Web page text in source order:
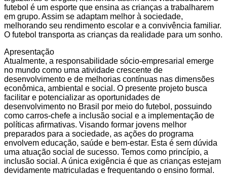
futebol é um esporte que ensina as crianças a trabalharem
em grupo. Assim se adaptam melhor à sociedade,
melhorando seu rendimento escolar e a convivência familiar.
O futebol transporta as crianças da realidade para um sonho.
Apresentação
Atualmente, a responsabilidade sócio-empresarial emerge
no mundo como uma atividade crescente de
desenvolvimento e de melhorias contínuas nas dimensões
econômica, ambiental e social. O presente projeto busca
facilitar e potencializar as oportunidades de
desenvolvimento no Brasil por meio do futebol, possuindo
como carros-chefe a inclusão social e a implementação de
políticas afirmativas. Visando formar jovens melhor
preparados para a sociedade, as ações do programa
envolvem educação, saúde e bem-estar. Esta é sem dúvida
uma atuação social de sucesso. Temos como princípio, a
inclusão social. A única exigência é que as crianças estejam
devidamente matriculadas e frequentando o ensino formal.